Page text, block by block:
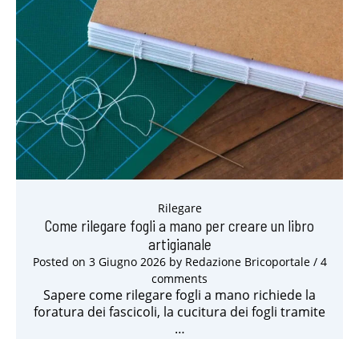
Rilegare
Come rilegare fogli a mano per creare un libro
artigianale
Posted on 3 Giugno 2026by Redazione Bricoportale/ 4
comments
Sapere come rilegare fogli a mano richiede la
foratura dei fascicoli, la cucitura dei fogli tramite
…